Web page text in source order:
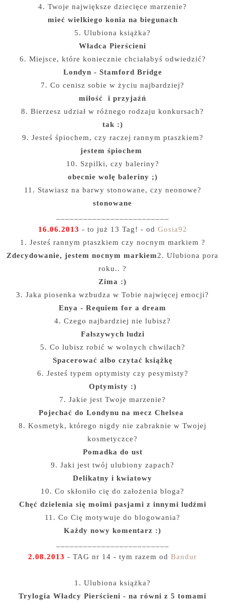
4. Twoje największe dziecięce marzenie?
mieć wielkiego konia na biegunach
5. Ulubiona książka?
Władca Pierścieni
6. Miejsce, które koniecznie chciałabyś odwiedzić?
Londyn - Stamford Bridge
7. Co cenisz sobie w życiu najbardziej?
miłość i przyjaźń
8. Bierzesz udział w różnego rodzaju konkursach?
tak :)
9. Jesteś śpiochem, czy raczej rannym ptaszkiem?
jestem śpiochem
10. Szpilki, czy baleriny?
obecnie wolę baleriny ;)
11. Stawiasz na barwy stonowane, czy neonowe?
stonowane
16.06.2013 - to już 13 Tag! - od Gosia92
1. Jesteś rannym ptaszkiem czy nocnym markiem ?
Zdecydowanie, jestem nocnym markiem2. Ulubiona pora
roku.. ?
Zima :)
3. Jaka piosenka wzbudza w Tobie najwięcej emocji?
Enya - Requiem for a dream
4. Czego najbardziej nie lubisz?
Fałszywych ludzi
5. Co lubisz robić w wolnych chwilach?
Spacerować albo czytać książkę
6. Jesteś typem optymisty czy pesymisty?
Optymisty :)
7. Jakie jest Twoje marzenie?
Pojechać do Londynu na mecz Chelsea
8. Kosmetyk, którego nigdy nie zabraknie w Twojej
kosmetyczce?
Pomadka do ust
9. Jaki jest twój ulubiony zapach?
Delikatny i kwiatowy
10. Co skłoniło cię do założenia bloga?
Chęć dzielenia się moimi pasjami z innymi ludźmi
11. Co Cię motywuje do blogowania?
Każdy nowy komentarz :)
2.08.2013 - TAG nr 14 - tym razem od Bandur
1. Ulubiona książka?
Trylogia Władcy Pierścieni - na równi z 5 tomami